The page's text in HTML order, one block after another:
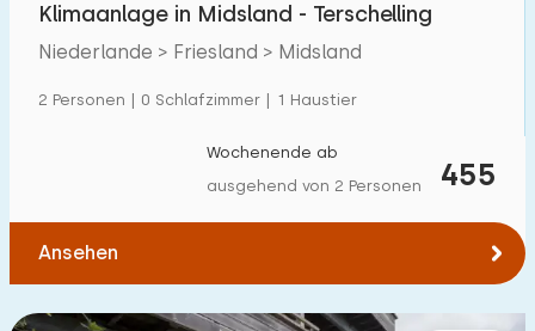
Klimaanlage in Midsland - Terschelling
Niederlande > Friesland > Midsland
2 Personen | 0 Schlafzimmer | 1 Haustier
455
Wochenende ab
ausgehend von 2 Personen
Ansehen